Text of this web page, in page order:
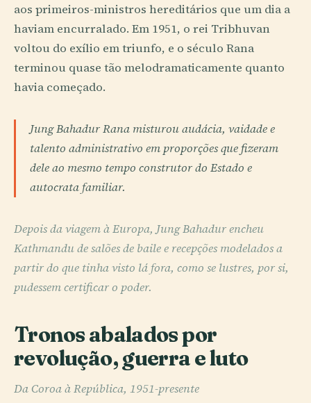
aos primeiros-ministros hereditários que um dia a
haviam encurralado. Em 1951, o rei Tribhuvan
voltou do exílio em triunfo, e o século Rana
terminou quase tão melodramaticamente quanto
havia começado.
Jung Bahadur Rana misturou audácia, vaidade e
talento administrativo em proporções que fizeram
dele ao mesmo tempo construtor do Estado e
autocrata familiar.
Depois da viagem à Europa, Jung Bahadur encheu
Kathmandu de salões de baile e recepções modelados a
partir do que tinha visto lá fora, como se lustres, por si,
pudessem certificar o poder.
Tronos abalados por
revolução, guerra e luto
Da Coroa à República, 1951-presente